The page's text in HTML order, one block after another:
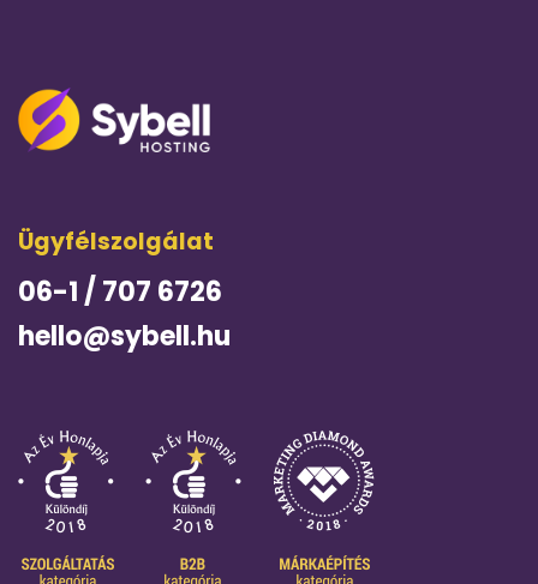
Ügyfélszolgálat
06-1 / 707 6726
hello@sybell.hu